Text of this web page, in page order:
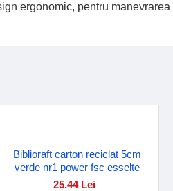
ergonomic, pentru manevrarea
Biblioraft carton reciclat 5cm
verde nr1 power fsc esselte
25.44 Lei